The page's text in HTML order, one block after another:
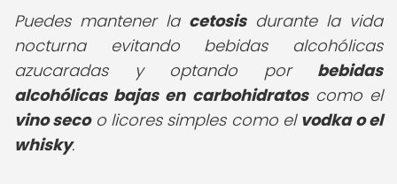
Puedes mantener la cetosisdurante la vida
nocturna evitando bebidas alcohólicas
azucaradas y optando por bebidas
alcohólicas bajas en carbohidratoscomo el
vino secoo licores simples como el vodka o el
whisky.